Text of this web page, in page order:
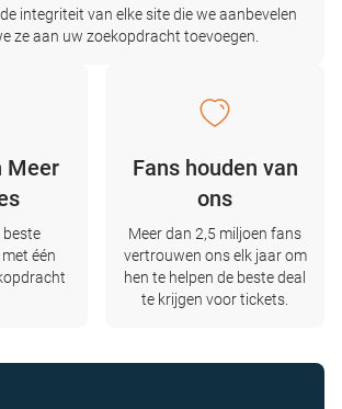
integriteit van elke site die we aanbevelen
ze aan uw zoekopdracht toevoegen.
Meer
beste
één
Fans houden van
ons
Meer dan 2,5 miljoen fans
vertrouwen ons elk jaar om
hen te helpen de beste deal
te krijgen voor tickets.